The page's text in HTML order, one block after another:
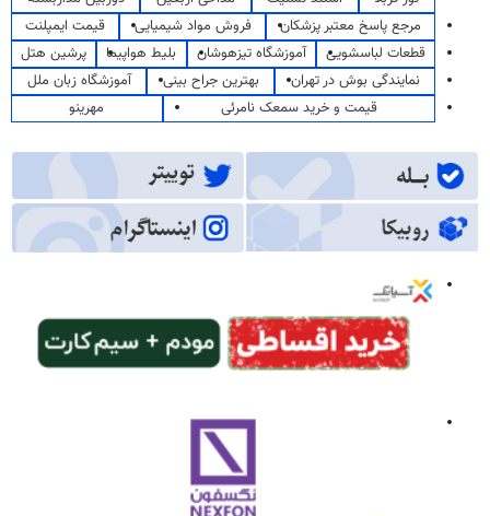
مرجع پاسخ معتبر پزشکان
فروش مواد شیمیایی
قیمت ایمپلنت
قطعات لباسشویی
آموزشگاه تیزهوشان بلیط هواپیما
پرشین هتل
نمایندگی بوش در تهران
بهترین جراح بینی
آموزشگاه زبان ملل
قیمت و خرید سمعک نامرئی
مهرینو